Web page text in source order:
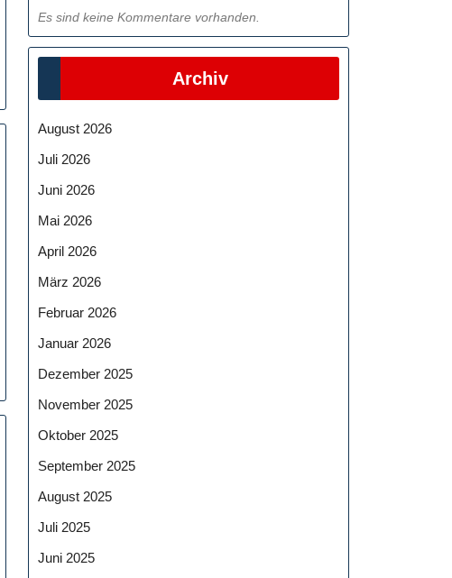
Es sind keine Kommentare vorhanden.
Archiv
August 2026
Juli 2026
Juni 2026
Mai 2026
April 2026
März 2026
Februar 2026
Januar 2026
Dezember 2025
November 2025
Oktober 2025
September 2025
August 2025
Juli 2025
Juni 2025